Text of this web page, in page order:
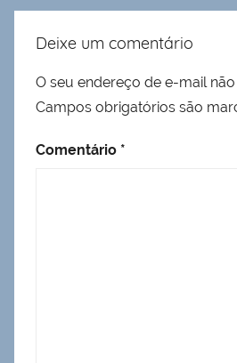
Deixe um comentário
O seu endereço de e-mail
Campos obrigatórios são
Comentário *